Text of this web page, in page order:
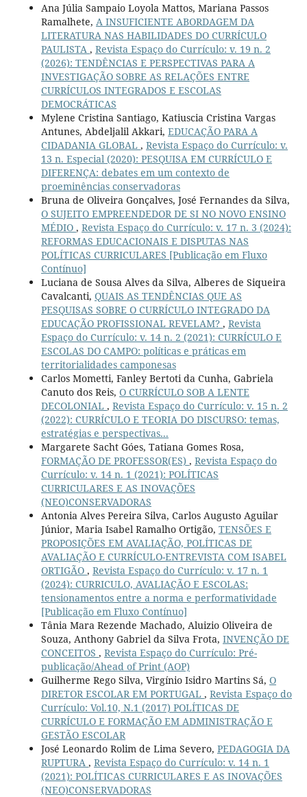
Ana Júlia Sampaio Loyola Mattos, Mariana Passos
Ramalhete, A INSUFICIENTE ABORDAGEM DA
LITERATURA NAS HABILIDADES DO CURRÍCULO
PAULISTA , Revista Espaço do Currículo: v. 19 n. 2
(2026): TENDÊNCIAS E PERSPECTIVAS PARA A
INVESTIGAÇÃO SOBRE AS RELAÇÕES ENTRE
CURRÍCULOS INTEGRADOS E ESCOLAS
DEMOCRÁTICAS
Mylene Cristina Santiago, Katiuscia Cristina Vargas
Antunes, Abdeljalil Akkari, EDUCAÇÃO PARA A
CIDADANIA GLOBAL , Revista Espaço do Currículo: v.
13 n. Especial (2020): PESQUISA EM CURRÍCULO E
DIFERENÇA: debates em um contexto de
proeminências conservadoras
Bruna de Oliveira Gonçalves, José Fernandes da Silva,
O SUJEITO EMPREENDEDOR DE SI NO NOVO ENSINO
MÉDIO , Revista Espaço do Currículo: v. 17 n. 3 (2024):
REFORMAS EDUCACIONAIS E DISPUTAS NAS
POLÍTICAS CURRICULARES [Publicação em Fluxo
Contínuo]
Luciana de Sousa Alves da Silva, Alberes de Siqueira
Cavalcanti, QUAIS AS TENDÊNCIAS QUE AS
PESQUISAS SOBRE O CURRÍCULO INTEGRADO DA
EDUCAÇÃO PROFISSIONAL REVELAM? , Revista
Espaço do Currículo: v. 14 n. 2 (2021): CURRÍCULO E
ESCOLAS DO CAMPO: políticas e práticas em
territorialidades camponesas
Carlos Mometti, Fanley Bertoti da Cunha, Gabriela
Canuto dos Reis, O CURRÍCULO SOB A LENTE
DECOLONIAL , Revista Espaço do Currículo: v. 15 n. 2
(2022): CURRÍCULO E TEORIA DO DISCURSO: temas,
estratégias e perspectivas...
Margarete Sacht Góes, Tatiana Gomes Rosa,
FORMAÇÃO DE PROFESSOR(ES) , Revista Espaço do
Currículo: v. 14 n. 1 (2021): POLÍTICAS
CURRICULARES E AS INOVAÇÕES
(NEO)CONSERVADORAS
Antonia Alves Pereira Silva, Carlos Augusto Aguilar
Júnior, Maria Isabel Ramalho Ortigão, TENSÕES E
PROPOSIÇÕES EM AVALIAÇÃO, POLÍTICAS DE
AVALIAÇÃO E CURRÍCULO-ENTREVISTA COM ISABEL
ORTIGÃO , Revista Espaço do Currículo: v. 17 n. 1
(2024): CURRICULO, AVALIAÇÃO E ESCOLAS:
tensionamentos entre a norma e performatividade
[Publicação em Fluxo Contínuo]
Tânia Mara Rezende Machado, Aluizio Oliveira de
Souza, Anthony Gabriel da Silva Frota, INVENÇÃO DE
CONCEITOS , Revista Espaço do Currículo: Pré-
publicação/Ahead of Print (AOP)
Guilherme Rego Silva, Virgínio Isidro Martins Sá, O
DIRETOR ESCOLAR EM PORTUGAL , Revista Espaço do
Currículo: Vol.10, N.1 (2017) POLÍTICAS DE
CURRÍCULO E FORMAÇÃO EM ADMINISTRAÇÃO E
GESTÃO ESCOLAR
José Leonardo Rolim de Lima Severo, PEDAGOGIA DA
RUPTURA , Revista Espaço do Currículo: v. 14 n. 1
(2021): POLÍTICAS CURRICULARES E AS INOVAÇÕES
(NEO)CONSERVADORAS